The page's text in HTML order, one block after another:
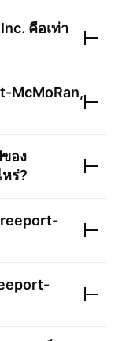
คือเท่า
McMoRan,
อง
ร่?